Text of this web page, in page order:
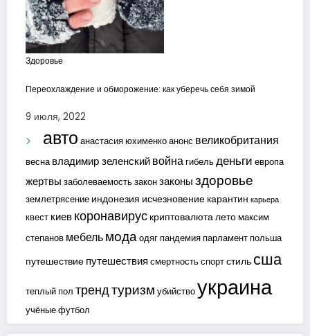
Здоровье
Переохлаждение и обморожение: как уберечь себя зимой
9 июля, 2022
авто анастасия юхименкоанонс великобритания
весна владимир зеленскийвойнагибельденьги европа
жертвы заболеваемостьзаконзаконыздоровье
землетрясение индонезия исчезновение карантин карьера
квест киевкоронавирус криптовалюталетомаксим
степанов мебельмодаодягпандемияпарламентпольша
путешествие путешествия смертностьспортстиль сша
теплый пол трендтуризм убийствоукраина
учёныефутбол